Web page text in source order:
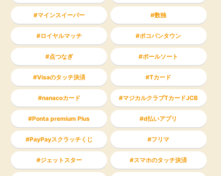
マインスイーパー 数独
ロイヤルマッチ ポコパンタウン
点つなぎ ボールソート
Visaのタッチ決済 Tカード
nanacoカード マジカルクラブTカードJCB
Ponta premium Plus d払いアプリ
PayPayスクラッチくじ フリマ
ジェットスター スマホのタッチ決済